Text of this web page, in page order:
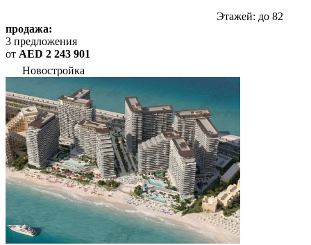
Этажей: до 82
продажа:
3 предложения
от AED 2 243 901
Новостройка